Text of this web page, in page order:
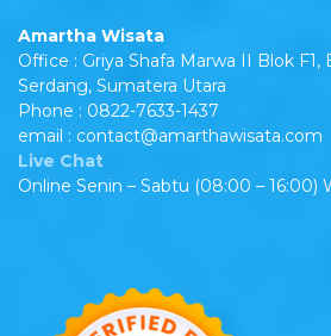
Amartha Wisata
Office : Griya Shafa Marwa II Blok F1,
Serdang, Sumatera Utara
Phone : 0822-7633-1437
email : contact@amarthawisata.com
Live Chat
Online Senin – Sabtu (08:00 – 16:00)